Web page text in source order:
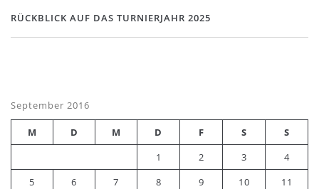
RÜCKBLICK AUF DAS TURNIERJAHR 2025
September 2016
M D M D F S
S
1
2 3
4
5
6 7 8 9 10
11